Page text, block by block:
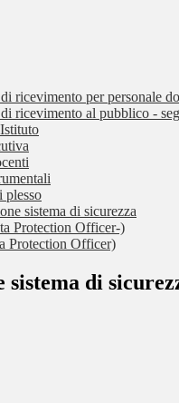
ricevimento per personale
ricevimento al pubblico -
plesso
sistema di sicurezza
Protection Officer-)
Protection Officer)
sistema di